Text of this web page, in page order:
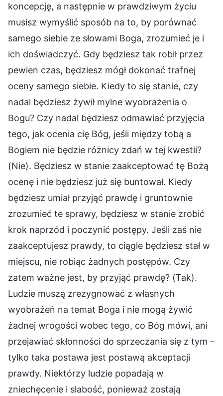
koncepcję, a następnie w prawdziwym życiu
musisz wymyślić sposób na to, by porównać
samego siebie ze słowami Boga, zrozumieć je i
ich doświadczyć. Gdy będziesz tak robił przez
pewien czas, będziesz mógł dokonać trafnej
oceny samego siebie. Kiedy to się stanie, czy
nadal będziesz żywił mylne wyobrażenia o
Bogu? Czy nadal będziesz odmawiać przyjęcia
tego, jak ocenia cię Bóg, jeśli między tobą a
Bogiem nie będzie różnicy zdań w tej kwestii?
(Nie). Będziesz w stanie zaakceptować tę Bożą
ocenę i nie będziesz już się buntował. Kiedy
będziesz umiał przyjąć prawdę i gruntownie
zrozumieć te sprawy, będziesz w stanie zrobić
krok naprzód i poczynić postępy. Jeśli zaś nie
zaakceptujesz prawdy, to ciągle będziesz stał w
miejscu, nie robiąc żadnych postępów. Czy
zatem ważne jest, by przyjąć prawdę? (Tak).
Ludzie muszą zrezygnować z własnych
wyobrażeń na temat Boga i nie mogą żywić
żadnej wrogości wobec tego, co Bóg mówi, ani
przejawiać skłonności do sprzeczania się z tym –
tylko taka postawa jest postawą akceptacji
prawdy. Niektórzy ludzie popadają w
zniechęcenie i słabość, ponieważ zostają